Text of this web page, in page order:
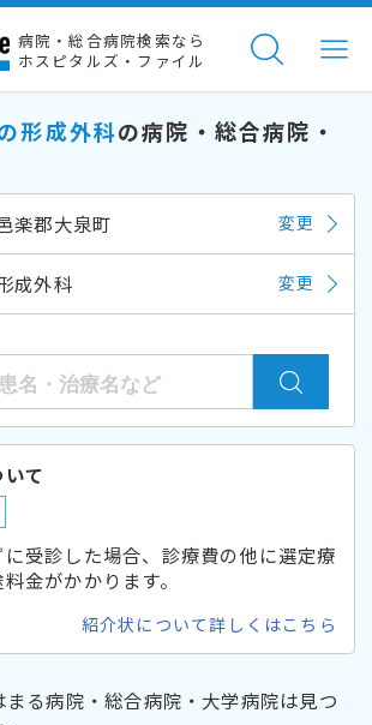
病院・総合病院検索なら
ホスピタルズ・ファイル
形成外科の病院・総合病院・
楽郡大泉町 変更
成外科 変更
て
受診した場合、診療費の他に選定療
金がかかります。
紹介状について詳しくはこちら
る病院・総合病院・大学病院は見つ